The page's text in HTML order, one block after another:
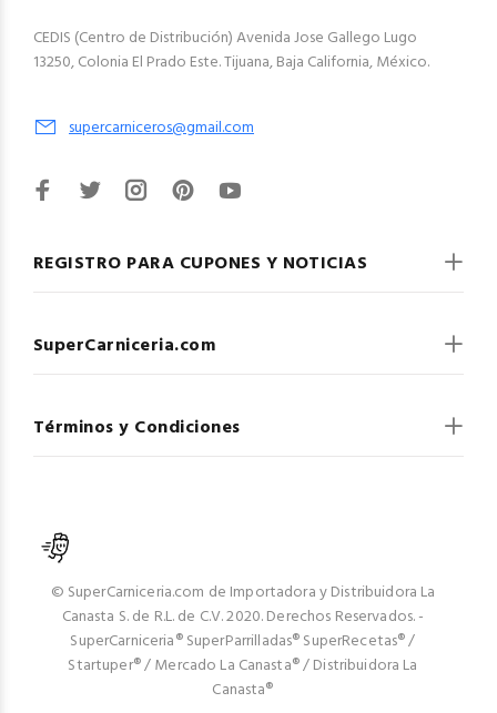
CEDIS (Centro de Distribución) Avenida Jose Gallego Lugo
13250, Colonia El Prado Este. Tijuana, Baja California, México.
supercarniceros@gmail.com
REGISTRO PARA CUPONES Y NOTICIAS
SuperCarniceria.com
Términos y Condiciones
© SuperCarniceria.com de Importadora y Distribuidora La
Canasta S. de R.L. de C.V. 2020. Derechos Reservados. -
SuperCarniceria® SuperParrilladas® SuperRecetas® /
Startuper® / Mercado La Canasta® / Distribuidora La
Canasta®